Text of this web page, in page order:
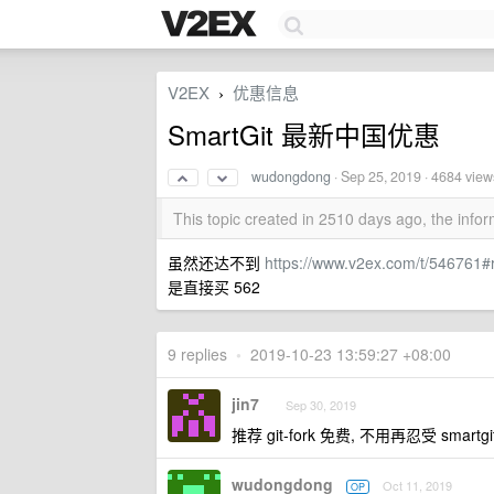
V2EX › 优惠信息
SmartGit 最新中国优惠
wudongdong ·Sep 25, 2019 · 4684
This topic created in 2510 days ago, the
虽然还达不到 https://www.v2ex.com/t/
是直接买 562
9 replies • 2019-10-23 13:59:27 +08:00
jin7 Sep 30, 2019
推荐 git-fork 免费, 不用再忍受
wudongdong OP Oct 11, 2019